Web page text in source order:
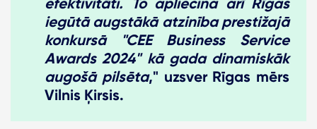
iegūtā augstākā atzinība prestižajā
konkursā "CEE Business Service
Awards 2024" kā gada dinamiskāk
augošā pilsēta," uzsver Rīgas mērs
Vilnis Ķirsis.